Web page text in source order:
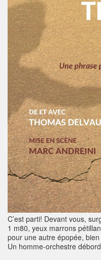
C’est parti! Devant vous,
1 m80, yeux marrons
pour une autre épopée,
Un homme-orchestre